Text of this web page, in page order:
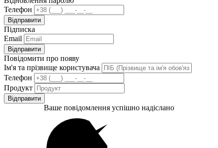
Телефон
Відправити
Підписка
Email
Відправити
Повідомити про появу
Ім'я та прізвище користувача
Телефон
Продукт
Відправити
Ваше повідомлення успішно надіслано